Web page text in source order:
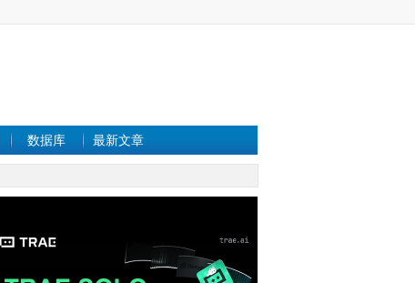
数据库 最新文章